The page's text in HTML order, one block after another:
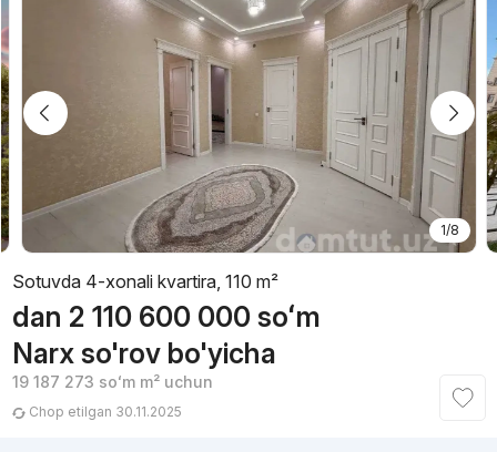
1/8
Sotuvda 4-xonali kvartira, 110 m²
dan 2 110 600 000 soʻm
Narx so'rov bo'yicha
19 187 273 soʻmm² uchun
Chop etilgan 30.11.2025